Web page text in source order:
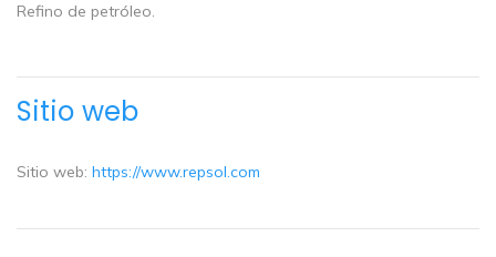
Refino de petróleo.
Sitio web
Sitio web: https://www.repsol.com